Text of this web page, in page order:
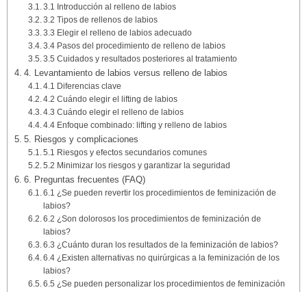
3.1 Introducción al relleno de labios
3.2 Tipos de rellenos de labios
3.3 Elegir el relleno de labios adecuado
3.4 Pasos del procedimiento de relleno de labios
3.5 Cuidados y resultados posteriores al tratamiento
4. Levantamiento de labios versus relleno de labios
4.1 Diferencias clave
4.2 Cuándo elegir el lifting de labios
4.3 Cuándo elegir el relleno de labios
4.4 Enfoque combinado: lifting y relleno de labios
5. Riesgos y complicaciones
5.1 Riesgos y efectos secundarios comunes
5.2 Minimizar los riesgos y garantizar la seguridad
6. Preguntas frecuentes (FAQ)
6.1 ¿Se pueden revertir los procedimientos de feminización de
labios?
6.2 ¿Son dolorosos los procedimientos de feminización de
labios?
6.3 ¿Cuánto duran los resultados de la feminización de labios?
6.4 ¿Existen alternativas no quirúrgicas a la feminización de los
labios?
6.5 ¿Se pueden personalizar los procedimientos de feminización